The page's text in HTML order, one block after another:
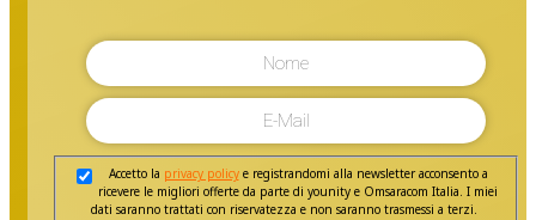
Accetto la privacy policye registrandomi alla newsletter acconsento a
ricevere le migliori offerte da parte di younity e Omsaracom Italia. I miei
dati saranno trattati con riservatezza e non saranno trasmessi a terzi.